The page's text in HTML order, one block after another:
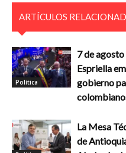
ARTÍCULOS
Política
7 de
Espriella
gobierno
La Mesa
de